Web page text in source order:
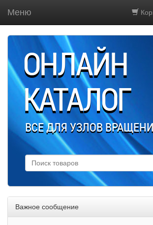
Меню
ОНЛАЙН
КАТАЛОГ
ВСЕ ДЛЯ УЗЛОВ
Важное сообщение